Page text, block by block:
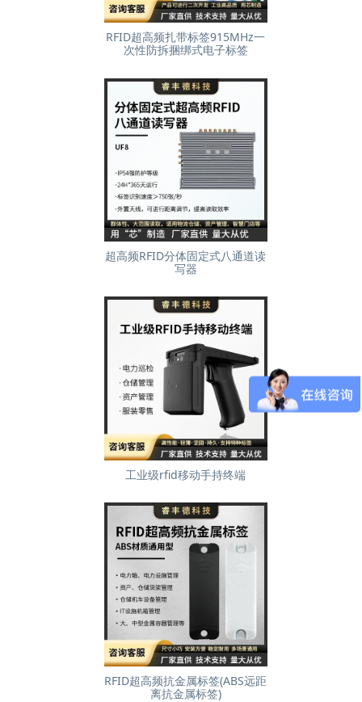
RFID超高频扎带标签915MHz一
次性防拆捆绑式电子标签
超高频RFID分体固定式八通道读
写器
工业级rfid移动手持终端
RFID超高频抗金属标签(ABS远距
离抗金属标签)